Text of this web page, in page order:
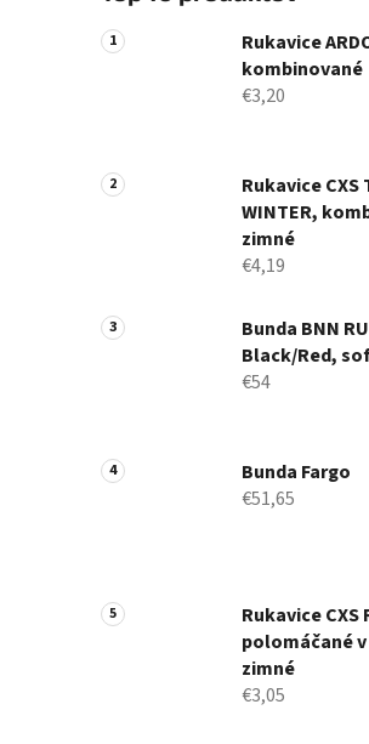
Rukavice
kombinované
€3,20
Rukavice CXS
WINTER,
zimné
€4,19
Bunda BNN
Black/Red,
€54
Bunda Fargo
€51,65
Rukavice CXS
polomáčané
zimné
€3,05